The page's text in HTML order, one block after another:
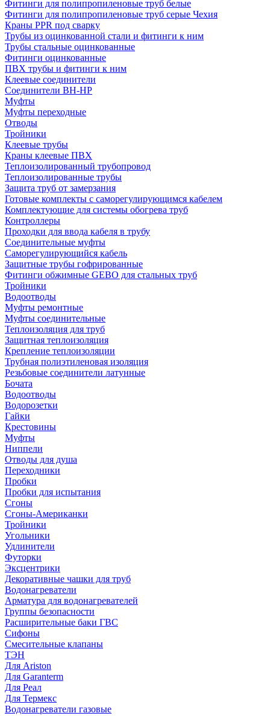
Фитинги для полипропиленовые труб белые
Фитинги для полипропиленовые труб серые Чехия
Краны PPR под сварку
Трубы из оцинкованной стали и фитинги к ним
Трубы стальные оцинкованные
Фитинги оцинкованные
ПВХ трубы и фитинги к ним
Клеевые соединители
Соединители ВН-НР
Муфты
Муфты переходные
Отводы
Тройники
Клеевые трубы
Краны клеевые ПВХ
Теплоизолированный трубопровод
Теплоизолированные трубы
Защита труб от замерзания
Готовые комплекты с саморегулирующимся кабелем
Комплектующие для системы обогрева труб
Контроллеры
Проходки для ввода кабеля в трубу
Соединительные муфты
Саморегулирующийся кабель
Защитные трубы гофрированные
Фитинги обжимные GEBO для стальных труб
Тройники
Водоотводы
Муфты ремонтные
Муфты соединительные
Теплоизоляция для труб
Защитная теплоизоляция
Крепление теплоизоляции
Трубная полиэтиленовая изоляция
Резьбовые соединители латунные
Бочата
Водоотводы
Водорозетки
Гайки
Крестовины
Муфты
Ниппели
Отводы для душа
Переходники
Пробки
Пробки для испытания
Сгоны
Сгоны-Американки
Тройники
Угольники
Удлинители
Футорки
Эксцентрики
Декоративные чашки для труб
Водонагреватели
Арматура для водонагревателей
Группы безопасности
Расширительные баки ГВС
Сифоны
Смесительные клапаны
ТЭН
Для Ariston
Для Garanterm
Для Реал
Для Термекс
Водонагреватели газовые